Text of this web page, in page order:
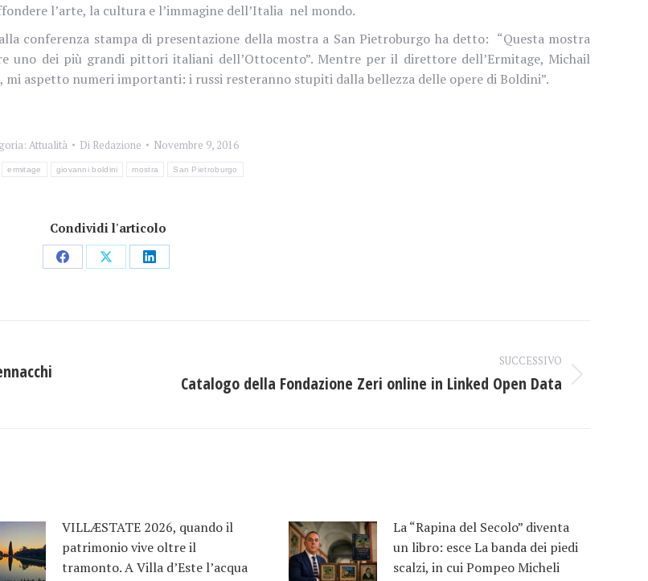
l’arte, la cultura e l’immagine dell’Italia nel mondo.
conferenza stampa di presentazione della mostra a San Pietroburgo ha detto: “Questa mostra
uno dei più grandi pittori italiani dell’Ottocento”. Mentre per il direttore dell’Ermitage, Michail
mi aspetto numeri importanti: i russi resteranno stupiti dalla bellezza delle opere di Boldini”.
Attualità Di Redazione
Novembre 9, 2016
ermitage giovanni boldini mostra San Pietroburgo
Condividi l'articolo
CondividiCondividiCondividi
SUCCESSIVO
ProssimoCatalogo della Fondazione Zeri online in Linked Open Data
VILLÆSTATE 2026, quando il
patrimonio vive oltre il
tramonto. A Villa d’Este l’acqua
La “Rapina del Secolo” diventa
un libro: esce La banda dei piedi
scalzi, in cui Pompeo Micheli